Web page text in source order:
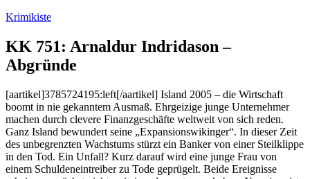
Zum
springen
Krimikiste
KK 751: Arnaldur Indridason –
Abgründe
[aartikel]3785724195:left[/aartikel] Island 2005 – die Wirtschaft
boomt in nie gekanntem Ausmaß. Ehrgeizige junge Unternehmer
machen durch clevere Finanzgeschäfte weltweit von sich reden.
Ganz Island bewundert seine „Expansionswikinger“. In dieser Zeit
des unbegrenzten Wachstums stürzt ein Banker von einer Steilklippe
in den Tod. Ein Unfall? Kurz darauf wird eine junge Frau von
einem Schuldeneintreiber zu Tode geprügelt. Beide Ereignisse